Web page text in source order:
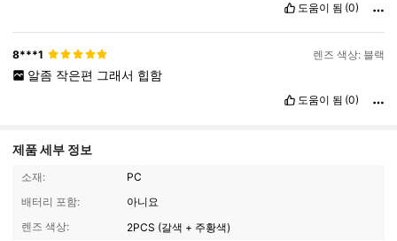
도움이 됨 (0)
8***1 렌즈 색상: 블랙
알좀 작은편 그래서 힙함
도움이 됨 (0)
제품 세부 정보
소재:
PC
배터리 포함:
아니요
렌즈 색상:
2PCS (갈색 + 주황색)